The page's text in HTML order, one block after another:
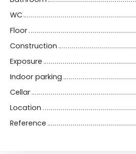
WC
Floor
Construction
Exposure
Indoor parking
Cellar
Location
Reference